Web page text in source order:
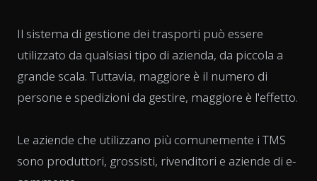
Il sistema di gestione dei trasporti può essere
utilizzato da qualsiasi tipo di azienda, da piccola a
grande scala. Tuttavia, maggiore è il numero di
persone e spedizioni da gestire, maggiore è l'effetto.
Le aziende che utilizzano più comunemente i TMS
sono produttori, grossisti, rivenditori e aziende di e-